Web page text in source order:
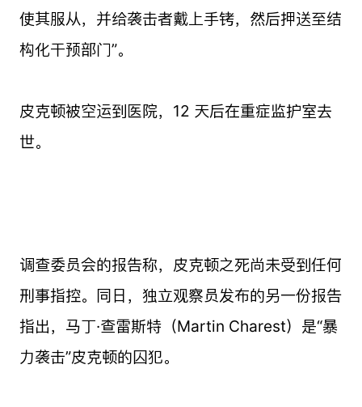
使其服从，并给袭击者戴上手铐，然后押送至结
构化干预部门”。
皮克顿被空运到医院，12 天后在重症监护室去
世。
调查委员会的报告称，皮克顿之死尚未受到任何
刑事指控。同日，独立观察员发布的另一份报告
指出，马丁·查雷斯特（Martin Charest）是“暴
力袭击”皮克顿的囚犯。